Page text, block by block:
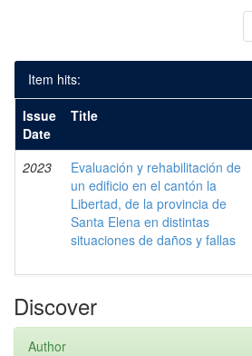
Item hits:
Issue
Date
Title
2023
Evaluación y rehabilitación de
un edificio en el cantón la
Libertad, de la provincia de
Santa Elena en distintas
situaciones de daños y fallas
Discover
Author